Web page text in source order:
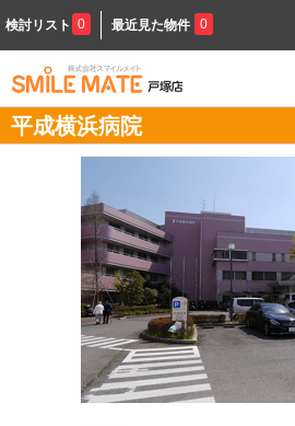
検討リスト 0 最近見た物件 0
平成横浜病院